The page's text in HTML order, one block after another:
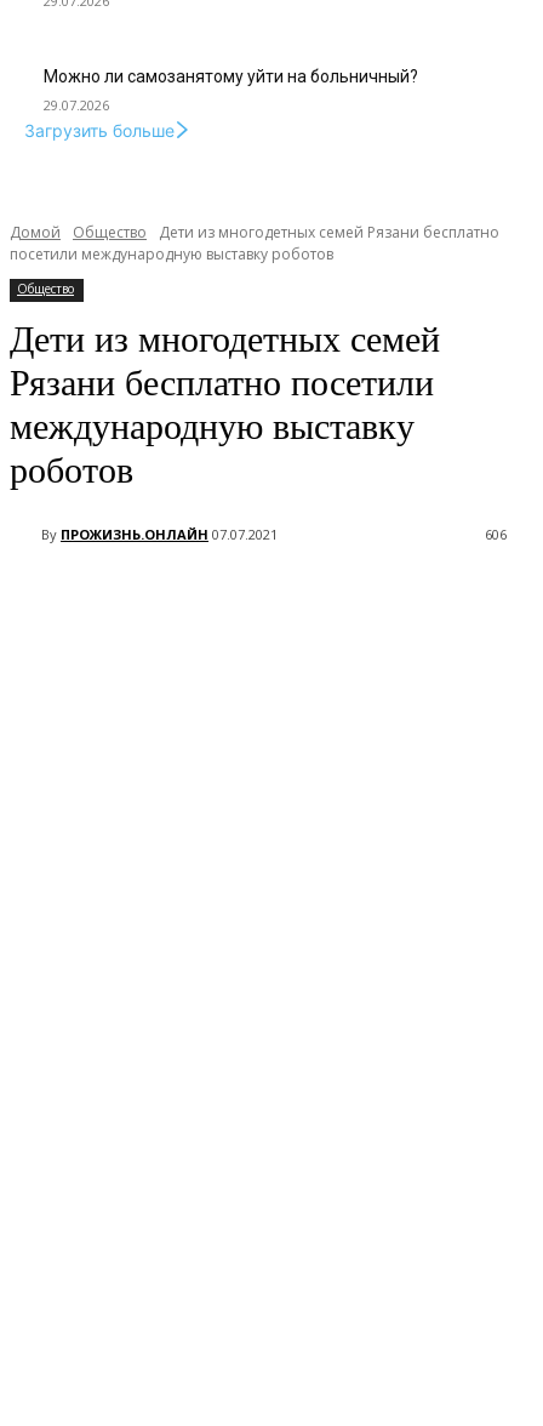
Можно ли самозанятому уйти на больничный?
29.07.2026
Загрузить больше